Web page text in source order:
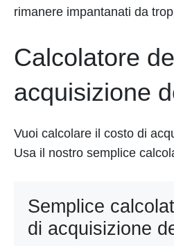
rimanere impantanati da
Calcolatore
acquisizione
Vuoi calcolare il costo di
Usa il nostro semplice
Semplice
di acquisizione